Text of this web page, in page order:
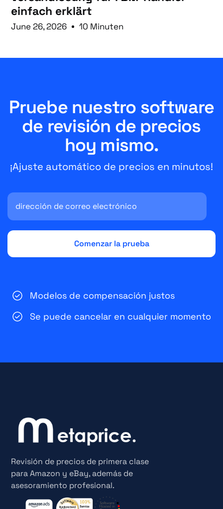
einfach erklärt
June 26, 2026 10 Minuten
Pruebe nuestro software
de revisión de precios
hoy mismo.
¡Ajuste automático de precios en minutos!
Modelos de compensación justos
Se puede cancelar en cualquier momento
Revisión de precios de primera clase
para Amazon y eBay, además de
asesoramiento profesional.